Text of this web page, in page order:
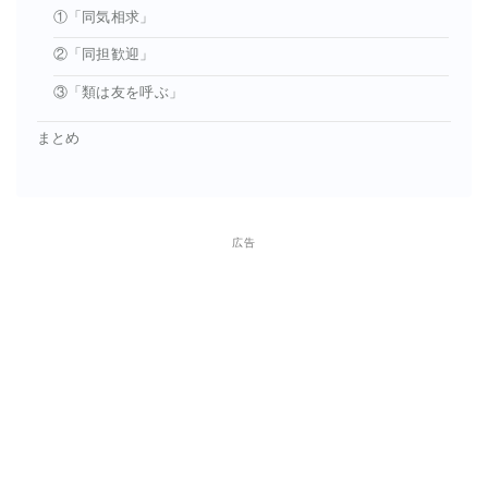
①「同気相求」
②「同担歓迎」
③「類は友を呼ぶ」
まとめ
広告